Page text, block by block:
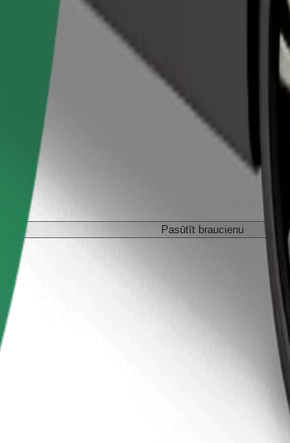
Pasūtīt braucienu